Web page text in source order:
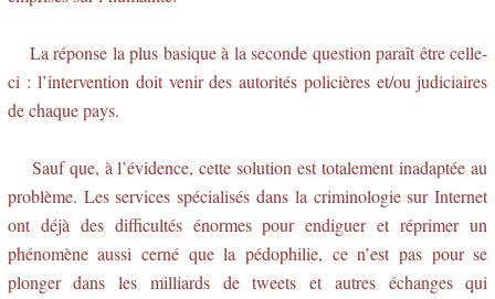
La réponse la plus basique à la seconde question paraît être celle-
ci : l’intervention doit venir des autorités policières et/ou judiciaires
de chaque pays.
Sauf que, à l’évidence, cette solution est totalement inadaptée au
problème. Les services spécialisés dans la criminologie sur Internet
ont déjà des difficultés énormes pour endiguer et réprimer un
phénomène aussi cerné que la pédophilie, ce n’est pas pour se
plonger dans les milliards de tweets et autres échanges qui